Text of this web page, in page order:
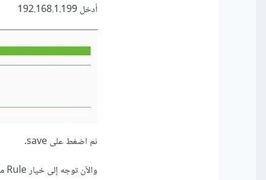
أدخل 192.168.1.199
ثم اضغط على save.
والآن توجه إلى خيار Rule من القائمة الجانبية فوق Host.